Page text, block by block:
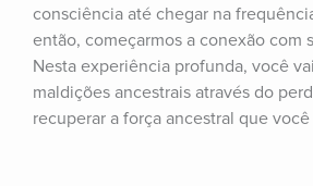
consciência até chegar na
então, começarmos a conexão com
Nesta experiência profunda, você
maldições ancestrais através do
recuperar a força ancestral que